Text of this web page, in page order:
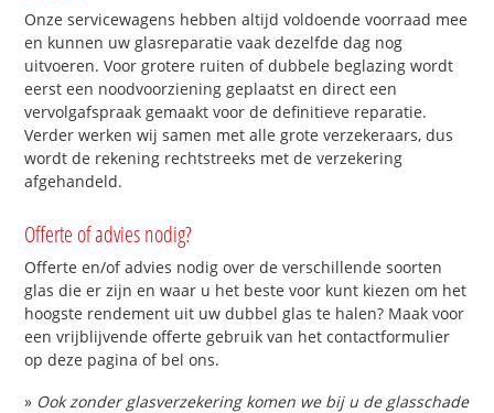
Onze servicewagens hebben altijd voldoende voorraad mee
en kunnen uw glasreparatie vaak dezelfde dag nog
uitvoeren. Voor grotere ruiten of dubbele beglazing wordt
eerst een noodvoorziening geplaatst en direct een
vervolgafspraak gemaakt voor de definitieve reparatie.
Verder werken wij samen met alle grote verzekeraars, dus
wordt de rekening rechtstreeks met de verzekering
afgehandeld.
Offerte of advies nodig?
Offerte en/of advies nodig over de verschillende soorten
glas die er zijn en waar u het beste voor kunt kiezen om het
hoogste rendement uit uw dubbel glas te halen? Maak voor
een vrijblijvende offerte gebruik van het contactformulier
op deze pagina of bel ons.
» Ook zonder glasverzekering komen we bij u de glasschade